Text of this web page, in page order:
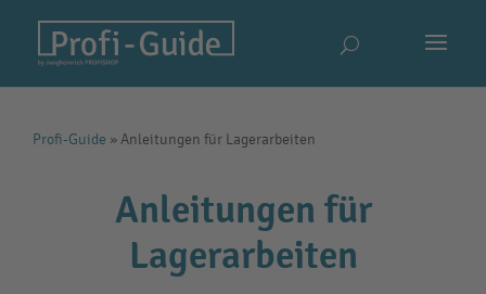
Profi-Guide »Anleitungen für Lagerarbeiten
Anleitungen für
Lagerarbeiten